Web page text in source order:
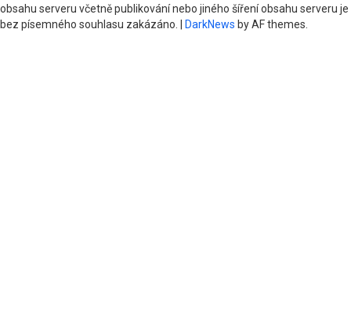
obsahu serveru včetně publikování nebo jiného šíření obsahu serveru je
bez písemného souhlasu zakázáno.
DarkNews by AF themes.